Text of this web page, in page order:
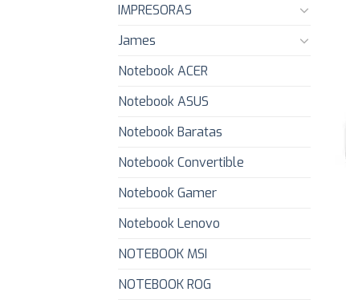
IMPRESORAS
James
Notebook ACER
Notebook ASUS
Notebook Baratas
Notebook Convertible
Notebook Gamer
Notebook Lenovo
NOTEBOOK MSI
NOTEBOOK ROG